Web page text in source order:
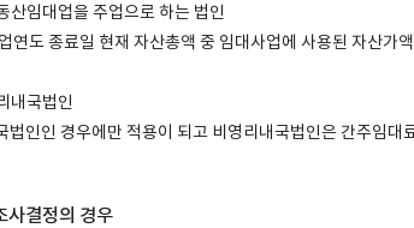
산임대업을 주업으로 하는 법인
연도 종료일 현재 자산총액 중 임대사업에 사용된 자산가
내국법인
법인인 경우에만 적용이 되고 비영리내국법인은 간주임대
사결정의 경우